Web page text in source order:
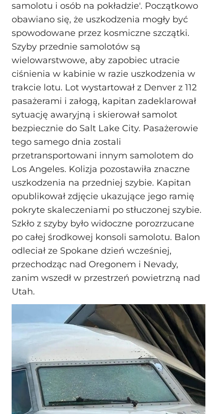
samolotu i osób na pokładzie'. Początkowo
obawiano się, że uszkodzenia mogły być
spowodowane przez kosmiczne szczątki.
Szyby przednie samolotów są
wielowarstwowe, aby zapobiec utracie
ciśnienia w kabinie w razie uszkodzenia w
trakcie lotu. Lot wystartował z Denver z 112
pasażerami i załogą, kapitan zadeklarował
sytuację awaryjną i skierował samolot
bezpiecznie do Salt Lake City. Pasażerowie
tego samego dnia zostali
przetransportowani innym samolotem do
Los Angeles. Kolizja pozostawiła znaczne
uszkodzenia na przedniej szybie. Kapitan
opublikował zdjęcie ukazujące jego ramię
pokryte skaleczeniami po stłuczonej szybie.
Szkło z szyby było widoczne porozrzucane
po całej środkowej konsoli samolotu. Balon
odleciał ze Spokane dzień wcześniej,
przechodząc nad Oregonem i Nevady,
zanim wszedł w przestrzeń powietrzną nad
Utah.